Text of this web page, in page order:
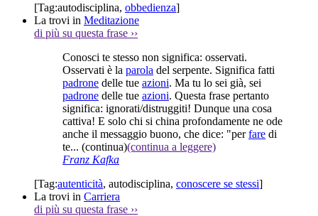
[Tag:autodisciplina, obbedienza]
La trovi in Meditazione
di più su questa frase ››
Conosci te stesso non significa: osservati.
Osservati è la parola del serpente. Significa fatti
padrone delle tue azioni. Ma tu lo sei già, sei
padrone delle tue azioni. Questa frase pertanto
significa: ignorati/distruggiti! Dunque una cosa
cattiva! E solo chi si china profondamente ne ode
anche il messaggio buono, che dice: "perfare di
te... (continua)(continua a leggere)
Franz Kafka
[Tag:autenticità, autodisciplina, conoscere se stessi]
La trovi in Carriera
di più su questa frase ››